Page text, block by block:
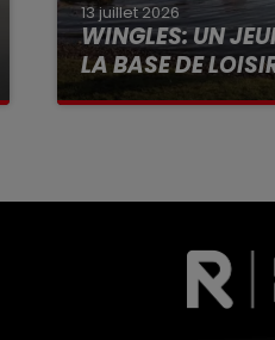
13 juillet 2026
WINGLES: UN
LA BASE DE
La victime a coulé à